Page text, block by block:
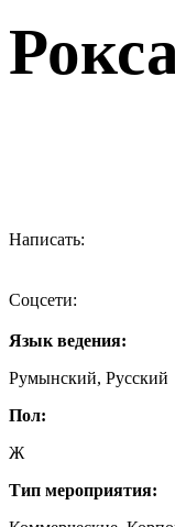
Написать:
Соцсети:
Язык ведения:
Румынский, Русский
Пол:
Ж
Тип мероприятия: